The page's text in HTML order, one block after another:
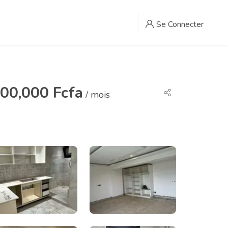
Se Connecter
Fcfa / mois